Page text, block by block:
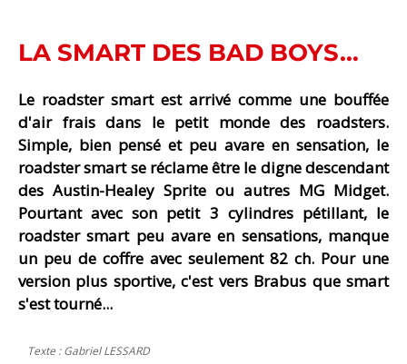
LA SMART DES BAD BOYS…
Le roadster smart est arrivé comme une bouffée
d'air frais dans le petit monde des roadsters.
Simple, bien pensé et peu avare en sensation, le
roadster smart se réclame être le digne descendant
des Austin-Healey Sprite ou autres MG Midget.
Pourtant avec son petit 3 cylindres pétillant, le
roadster smart peu avare en sensations, manque
un peu de coffre avec seulement 82 ch. Pour une
version plus sportive, c'est vers Brabus que smart
s'est tourné...
Texte : Gabriel LESSARD